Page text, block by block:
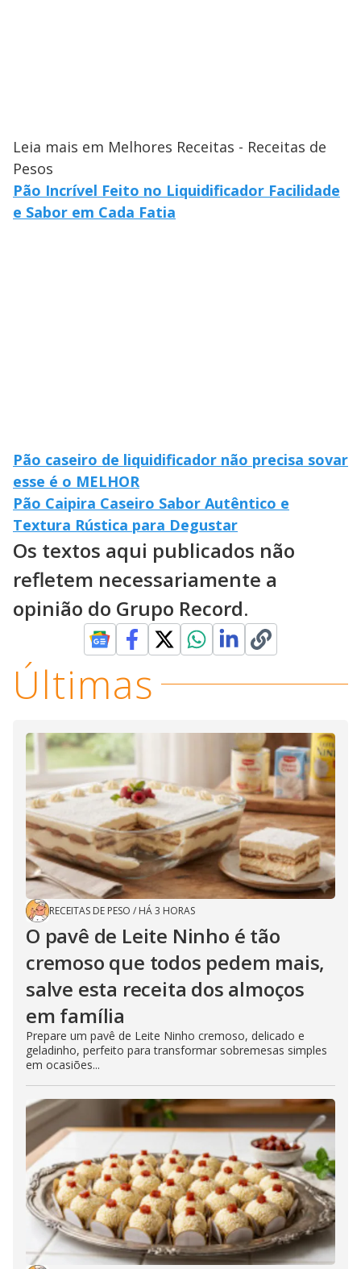
Leia mais em Melhores Receitas - Receitas de
Pesos
Pão Incrível Feito no Liquidificador Facilidade
e Sabor em Cada Fatia
Pão caseiro de liquidificador não precisa sovar
esse é o MELHOR
Pão Caipira Caseiro Sabor Autêntico e
Textura Rústica para Degustar
Os textos aqui publicados não
refletem necessariamente a
opinião do Grupo Record.
Últimas
RECEITAS DE PESO / HÁ 3 HORAS
O pavê de Leite Ninho é tão
cremoso que todos pedem mais,
salve esta receita dos almoços
em família
Prepare um pavê de Leite Ninho cremoso, delicado e
geladinho, perfeito para transformar sobremesas simples
em ocasiões...